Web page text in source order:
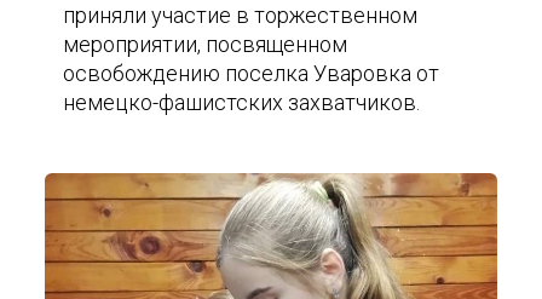
приняли участие в торжественном
мероприятии, посвященном
освобождению поселка Уваровка от
немецко-фашистских захватчиков.